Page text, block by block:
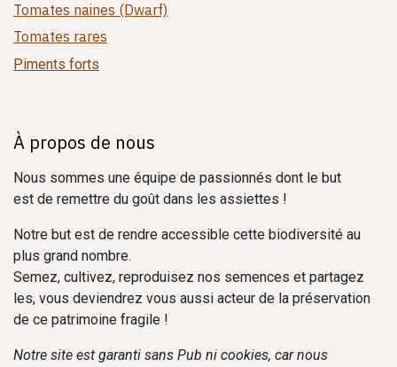
Tomates naines (Dwarf)
Tomates rares
Piments forts
À propos de nous
Nous sommes une équipe de passionnés dont le but
est de remettre du goût dans les assiettes !
Notre but est de rendre accessible cette biodiversité au
plus grand nombre.
Semez, cultivez, reproduisez nos semences et partagez
les, vous deviendrez vous aussi acteur de la préservation
de ce patrimoine fragile !
Notre site est garanti sans Pub ni cookies, car nous